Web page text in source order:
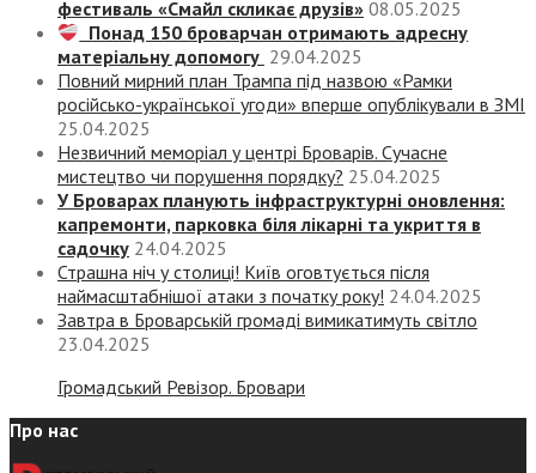
фестиваль «Смайл скликає друзів» 08.05.2025
Понад 150 броварчан отримають адресну
матеріальну допомогу 29.04.2025
Повний мирний план Трампа під назвою «‎Рамки
російсько-української угоди» вперше опублікували в ЗМІ
25.04.2025
Незвичний меморіал у центрі Броварів. Сучасне
мистецтво чи порушення порядку? 25.04.2025
У Броварах планують інфраструктурні оновлення:
капремонти, парковка біля лікарні та укриття в
садочку 24.04.2025
Страшна ніч у столиці! Київ оговтується після
наймасштабнішої атаки з початку року! 24.04.2025
Завтра в Броварській громаді вимикатимуть світло
23.04.2025
Громадський Ревізор. Бровари
Про нас